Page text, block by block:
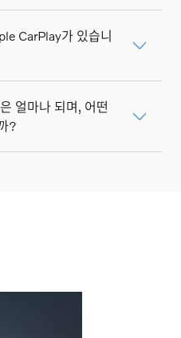
CarPlay가 있습니
얼마나 되며, 어떤
?